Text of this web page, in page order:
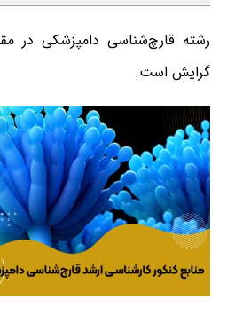
رشته قارچ‌شناسی دامپزشکی در
گرایش است.